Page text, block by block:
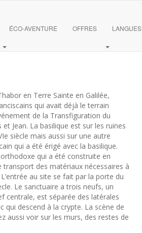
ÉCO-AVENTURE OFFRES LANGUES
Thabor,
en Terre Sainte en Galilée,
qui avait déjà le terrain
de la Transfiguration du
Jean. La basilique est sur les ruines
siècle mais aussi sur une autre
qui a été érigé avec la basilique.
qui a été construite en
des matériaux nécessaires à
au site se fait par la porte du
Le sanctuaire a trois neufs, un
centrale, est séparée des latérales
qui descend à la crypte. La scène de
aussi voir sur les murs, des restes de